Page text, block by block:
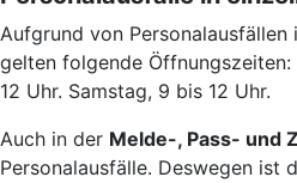
Aufgrund von Personalausfällen
gelten folgende
12 Uhr. Samstag, 9 bis 12 Uhr.
Auch in der Melde-, Pass- und
Personalausfälle. Deswegen ist